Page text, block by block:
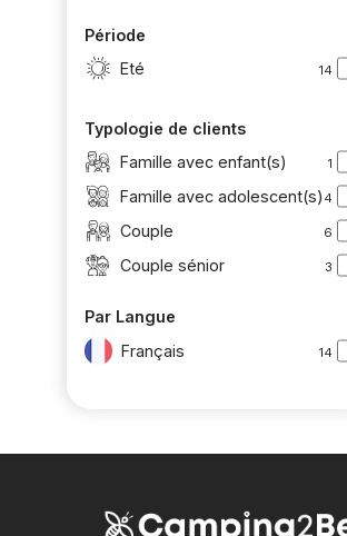
Période
Eté
14
Typologie de clients
Famille avec enfant(s)
1
Famille avec adolescent(s) 4
Couple 6
Couple sénior 3
Par Langue
Français
14